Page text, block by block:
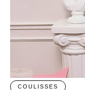
COULISSES